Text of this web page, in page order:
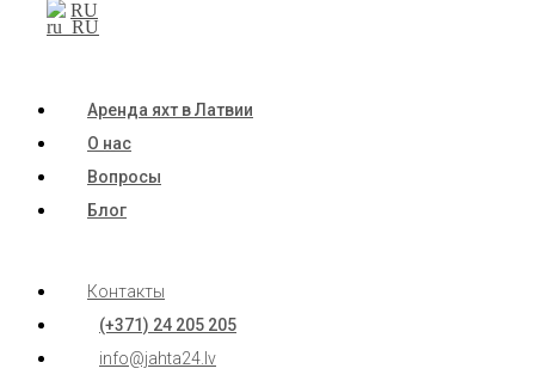
RU
Аренда яхт в Латвии
О нас
Вопросы
Блог
Контакты
(+371) 24 205 205
info@jahta24.lv